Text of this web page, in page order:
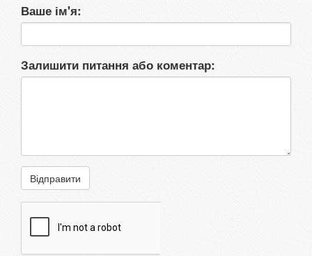
Ваше ім'я:
Залишити питання або коментар:
Відправити